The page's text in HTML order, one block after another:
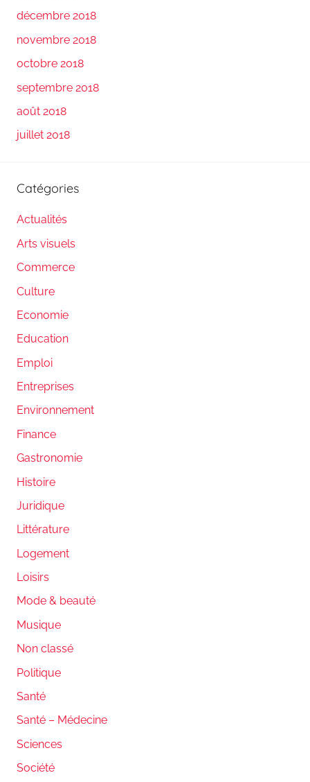
décembre 2018
novembre 2018
octobre 2018
septembre 2018
août 2018
juillet 2018
Catégories
Actualités
Arts visuels
Commerce
Culture
Economie
Education
Emploi
Entreprises
Environnement
Finance
Gastronomie
Histoire
Juridique
Littérature
Logement
Loisirs
Mode & beauté
Musique
Non classé
Politique
Santé
Santé – Médecine
Sciences
Société